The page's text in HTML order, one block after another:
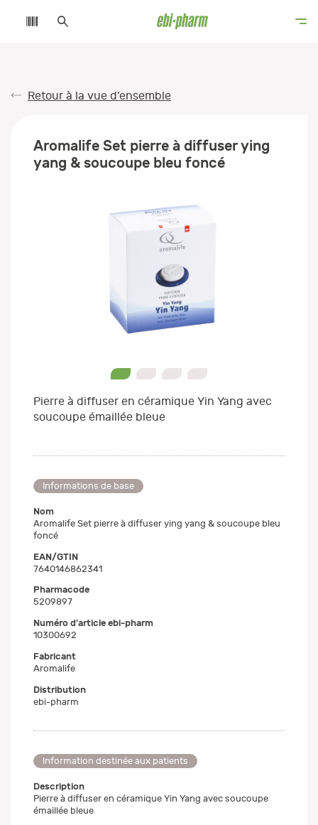
Retour à la vue d’ensemble
Aromalife Set pierre à diffuser ying
yang & soucoupe bleu foncé
Pierre à diffuser en céramique Yin Yang avec
soucoupe émaillée bleue
Informations de base
Nom
Aromalife Set pierre à diffuser ying yang & soucoupe bleu
foncé
EAN/GTIN
7640146862341
Pharmacode
5209897
Numéro d'article ebi-pharm
10300692
Fabricant
Aromalife
Distribution
ebi-pharm
Information destinée aux patients
Description
Pierre à diffuser en céramique Yin Yang avec soucoupe
émaillée bleue